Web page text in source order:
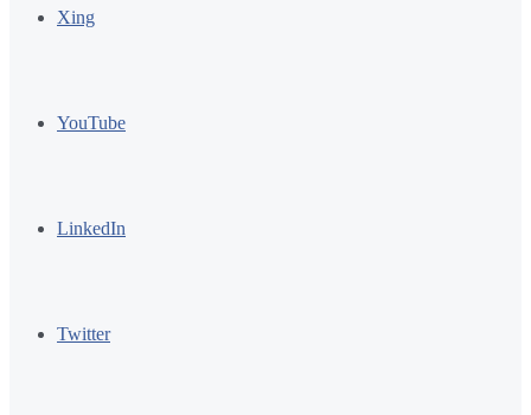
Xing
YouTube
LinkedIn
Twitter